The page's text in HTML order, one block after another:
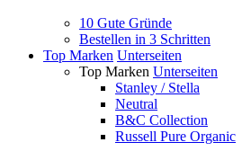
10 Gute Gründe
Bestellen in 3 Schritten
Top Marken Unterseiten
Top Marken Unterseiten
Stanley / Stella
Neutral
B&C Collection
Russell Pure Organic